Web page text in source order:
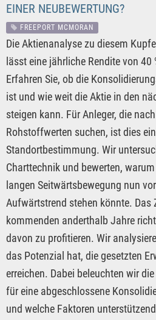
EINER NEUBEWERTUNG?
FREEPORT MCMORAN
Die Aktienanalyse zu diesem
lässt eine jährliche Rendite von 40
Erfahren Sie, ob die
ist und wie weit die Aktie in den
steigen kann. Für Anleger, die
Rohstoffwerten suchen, ist dies
Standortbestimmung. Wir
Charttechnik und bewerten,
langen Seitwärtsbewegung nun
Aufwärtstrend stehen könnte. Das
kommenden anderthalb Jahre
davon zu profitieren. Wir
das Potenzial hat, die gesetzten
erreichen. Dabei beleuchten wir
für eine abgeschlossene
und welche Faktoren